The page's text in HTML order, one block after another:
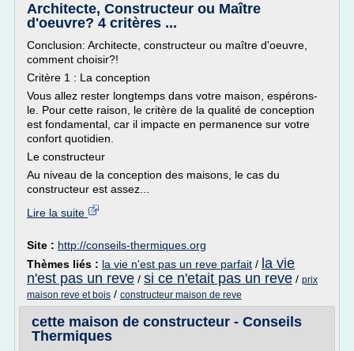
Architecte, Constructeur ou Maître
d'oeuvre? 4 critères ...
Conclusion: Architecte, constructeur ou maître d'oeuvre,
comment choisir?!
Critère 1 : La conception
Vous allez rester longtemps dans votre maison, espérons-
le. Pour cette raison, le critère de la qualité de conception
est fondamental, car il impacte en permanence sur votre
confort quotidien.
Le constructeur
Au niveau de la conception des maisons, le cas du
constructeur est assez...
Lire la suite
Site : http://conseils-thermiques.org
Thèmes liés : la vie n'est pas un reve parfait / la vie
n'est pas un reve / si ce n'etait pas un reve / prix
maison reve et bois / constructeur maison de reve
cette maison de constructeur - Conseils
Thermiques